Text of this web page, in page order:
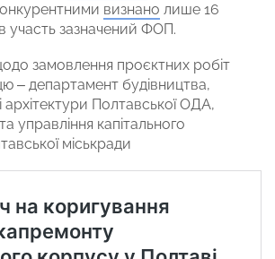
визнано лише 16
участь зазначений ФОП.
замовлення проєктних робіт
– департамент будівництва,
архітектури Полтавської ОДА,
управління капітального
міськради